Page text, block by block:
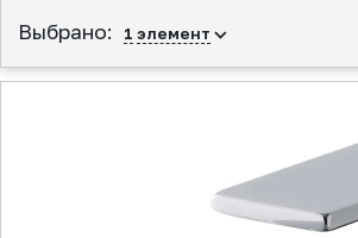
Выбрано: 1 элемент